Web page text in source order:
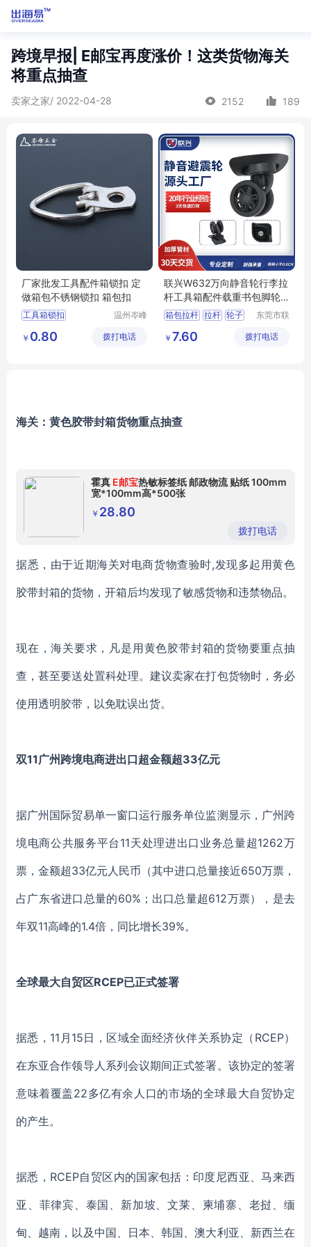
跨境早报| E邮宝再度涨价！这类货物海关
将重点抽查
卖家之家/ 2022-04-28 2152 189
厂家批发工具配件箱锁扣 定
做箱包不锈钢锁扣 箱包扣
工具箱锁扣
箱包扣 箱包配件
温州岑峰
公司
￥ 0.80 拨打电话
联兴W632万向静音轮行李拉
杆工具箱配件载重书包脚轮
箱包避震滑轮
箱包拉杆 拉杆 轮子
东莞市联
件有限公
￥ 7.60 拨打电话
海关：黄色胶带封箱货物重点抽查
霍真 E邮宝热敏标签纸 邮政物流 贴纸 100mm
宽*100mm高*500张
￥ 28.80
拨打电话
据悉，由于近期海关对电商货物查验时,发现多起用黄色
胶带封箱的货物，开箱后均发现了敏感货物和违禁物品。
现在，海关要求，凡是用黄色胶带封箱的货物要重点抽
查，甚至要送处置科处理。建议卖家在打包货物时，务必
使用透明胶带，以免耽误出货。
双11广州跨境电商进出口超金额超33亿元
据广州国际贸易单一窗口运行服务单位监测显示，广州跨
境电商公共服务平台11天处理进出口业务总量超1262万
票，金额超33亿元人民币（其中进口总量接近650万票，
占广东省进口总量的60%；出口总量超612万票），是去
年双11高峰的1.4倍，同比增长39%。
全球最大自贸区RCEP已正式签署
据悉，11月15日，区域全面经济伙伴关系协定（RCEP）
在东亚合作领导人系列会议期间正式签署。该协定的签署
意味着覆盖22多亿有余人口的市场的全球最大自贸协定
的产生。
据悉，RCEP自贸区内的国家包括：印度尼西亚、马来西
亚、菲律宾、泰国、新加坡、文莱、柬埔寨、老挝、缅
甸、越南，以及中国、日本、韩国、澳大利亚、新西兰在